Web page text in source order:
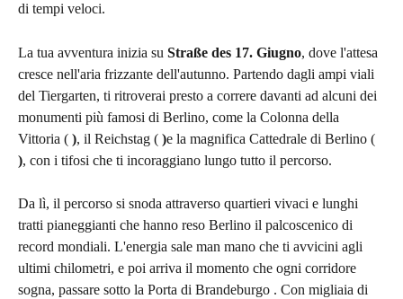
di tempi veloci.
La tua avventura inizia su Straße des 17. Giugno, dove l'attesa
cresce nell'aria frizzante dell'autunno. Partendo dagli ampi viali
del Tiergarten, ti ritroverai presto a correre davanti ad alcuni dei
monumenti più famosi di Berlino, come la Colonna della
Vittoria ( ), il Reichstag ( )e la magnifica Cattedrale di Berlino (
), con i tifosi che ti incoraggiano lungo tutto il percorso.
Da lì, il percorso si snoda attraverso quartieri vivaci e lunghi
tratti pianeggianti che hanno reso Berlino il palcoscenico di
record mondiali. L'energia sale man mano che ti avvicini agli
ultimi chilometri, e poi arriva il momento che ogni corridore
sogna, passare sotto la Porta di Brandeburgo . Con migliaia di